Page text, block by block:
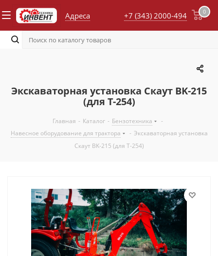
Адреса 0
+7 (343) 2000-494
Экскаваторная установка Скаут BK-215
(для T-254)
Главная - Каталог - Бензотехника
-
Навесное оборудование для трактора
- Экскаваторная установка
Скаут BK-215 (для T-254)